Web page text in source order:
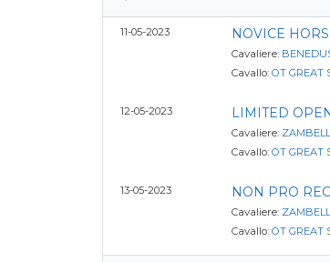
11-05-2023 NOVICE
Cavaliere:
Cavallo: OT GREAT
12-05-2023 LIMITED
Cavaliere:
Cavallo: OT GREAT
13-05-2023 NON PRO
Cavaliere:
Cavallo: OT GREAT